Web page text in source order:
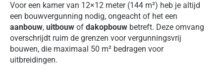
Voor een kamer van 12×12 meter (144 m²) heb je altijd
een bouwvergunning nodig, ongeacht of het een
aanbouw, uitbouw of dakopbouw betreft. Deze omvang
overschrijdt ruim de grenzen voor vergunningsvrij
bouwen, die maximaal 50 m² bedragen voor
uitbreidingen.